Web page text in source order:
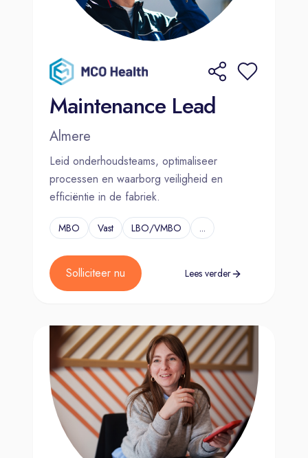
Maintenance Lead
Almere
Leid onderhoudsteams, optimaliseer
processen en waarborg veiligheid en
efficiëntie in de fabriek.
MBO Vast LBO/VMBO ...
Solliciteer nu Lees verder